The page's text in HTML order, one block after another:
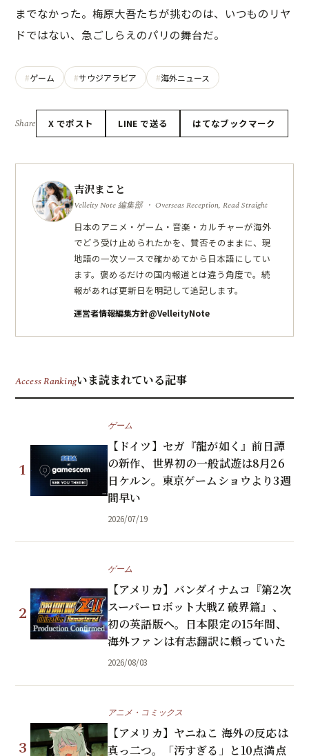
までなかった。梅原大吾たちが挑むのは、いつものリヤ
ドではない、急ごしらえのパリの舞台だ。
ゲーム サウジアラビア 海外ニュース
Share X でポスト LINE で送る はてなブックマーク
吉沢まこと
Velleity Note 編集部 ・ Overseas Reception, Read Straight
日本のアニメ・ゲーム・音楽・カルチャーが海外
でどう受け止められたかを、賛否そのままに、現
地語の一次ソースで確かめてから日本語にしてい
ます。褒めるだけの国内報道とは違う角度で。続
報があれば更新日を明記して追記します。
運営者情報編集方針@VelleityNote
Access Rankingいま読まれている記事
1
ゲーム
【ドイツ】セガ『龍が如く』前日譚
の新作、世界初の一般試遊は8月26
日ケルン。東京ゲームショウより3週
間早い
2026/07/19
2
ゲーム
【アメリカ】バンダイナムコ『第2次
スーパーロボット大戦Z 破界篇』、
初の英語版へ。日本限定の15年間、
海外ファンは有志翻訳に頼っていた
2026/08/03
3
アニメ・コミックス
【アメリカ】ヤニねこ 海外の反応は
真っ二つ。「汚すぎる」と10点満点